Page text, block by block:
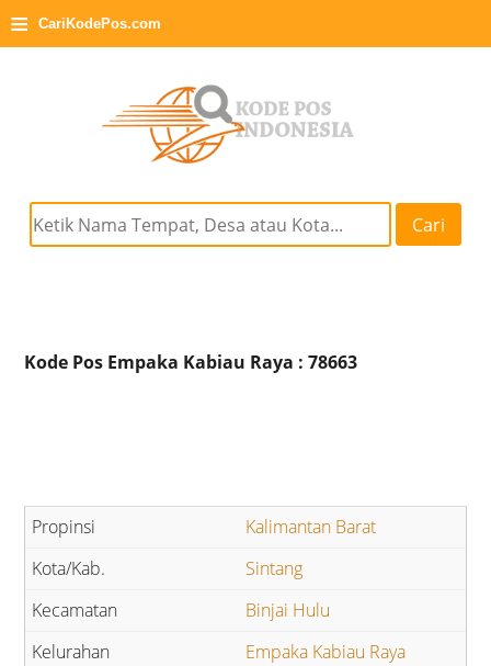
≡ CariKodePos.com
Cari
Kode Pos Empaka Kabiau Raya : 78663
Kalimantan Barat
Sintang
Binjai Hulu
Empaka Kabiau Raya